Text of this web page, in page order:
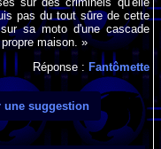
pas du tout sûre de cette
sa moto d'une cascade
maison. »
Réponse : Fantômette
suggestion